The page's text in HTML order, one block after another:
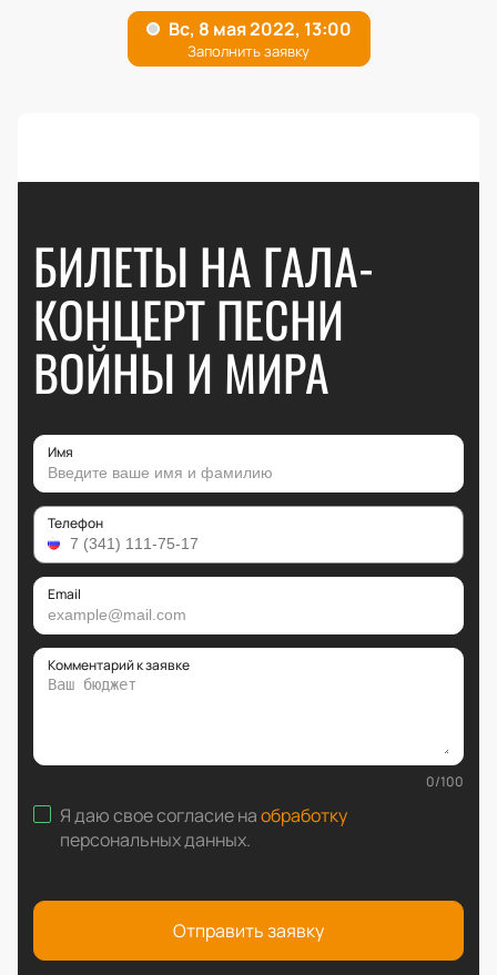
БИЛЕТЫ НА ГАЛА-
КОНЦЕРТ ПЕСНИ
ВОЙНЫ И МИРА
Имя
Телефон
Email
Комментарий к заявке
0/100
Я даю свое согласие наобработку
персональных данных.
Отправить заявку